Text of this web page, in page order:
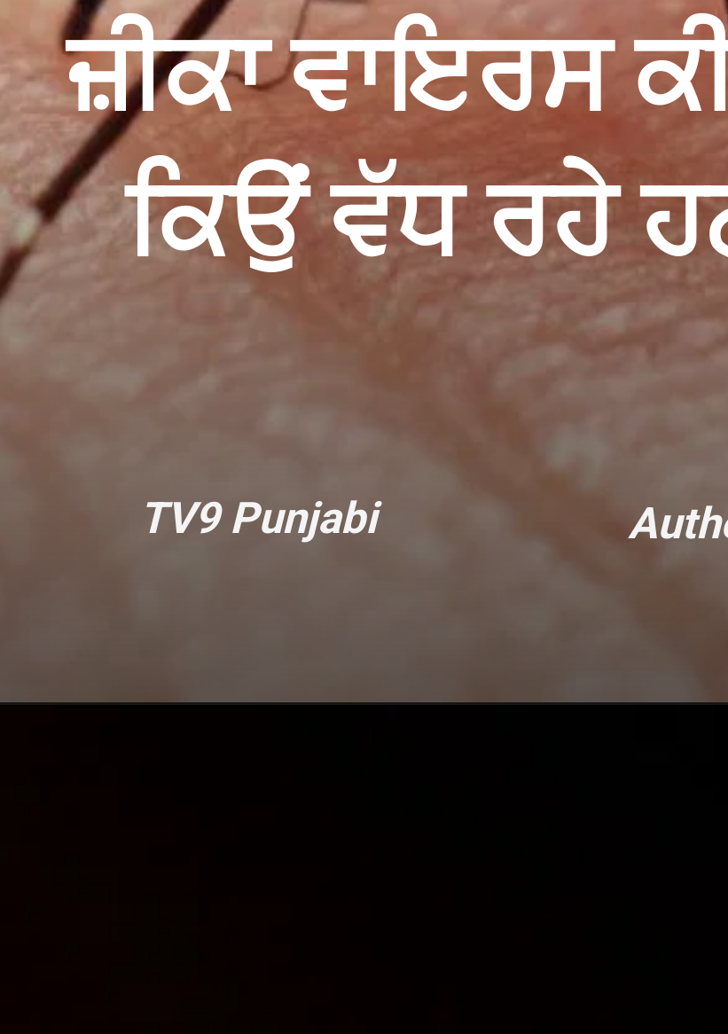
ਜ਼ੀਕਾ ਵਾਇਰਸ
ਕਿਉਂ ਵੱਧ ਰਹੇ
TV9 Punjabi